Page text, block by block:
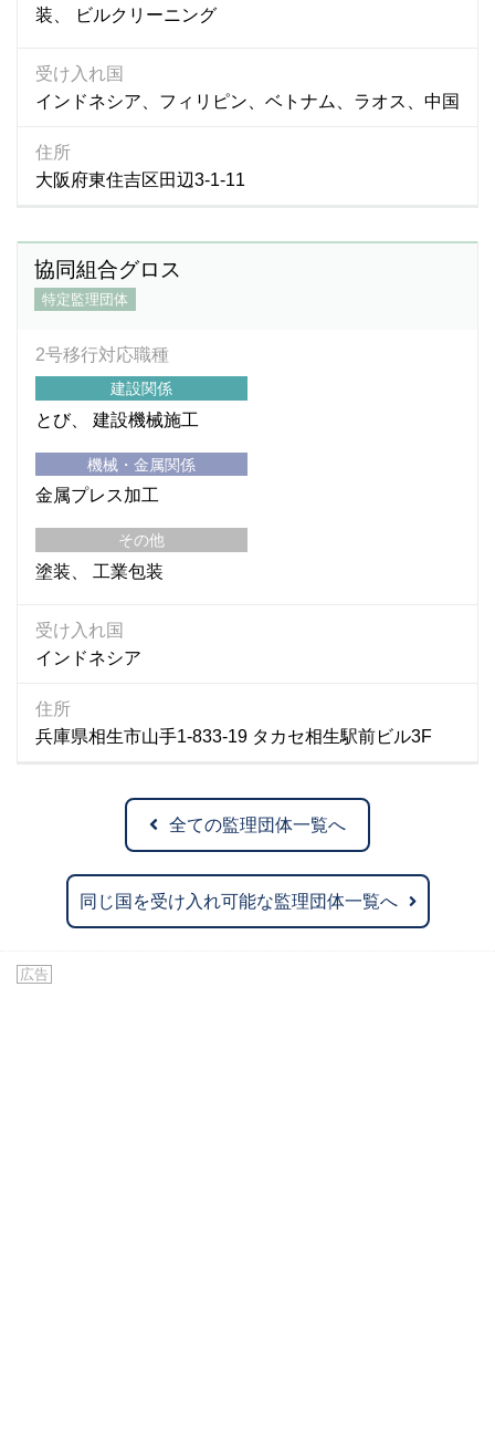
装
ビルクリーニング
受け入れ国
インドネシア、フィリピン、ベトナム、ラオス、中国
住所
大阪府東住吉区田辺3-1-11
協同組合グロス
特定監理団体
2号移行対応職種
建設関係
とび 建設機械施工
機械・金属関係
金属プレス加工
その他
塗装 工業包装
受け入れ国
インドネシア
住所
兵庫県相生市山手1-833-19 タカセ相生駅前ビル3F
全ての監理団体一覧へ
同じ国を受け入れ可能な監理団体一覧へ
広告